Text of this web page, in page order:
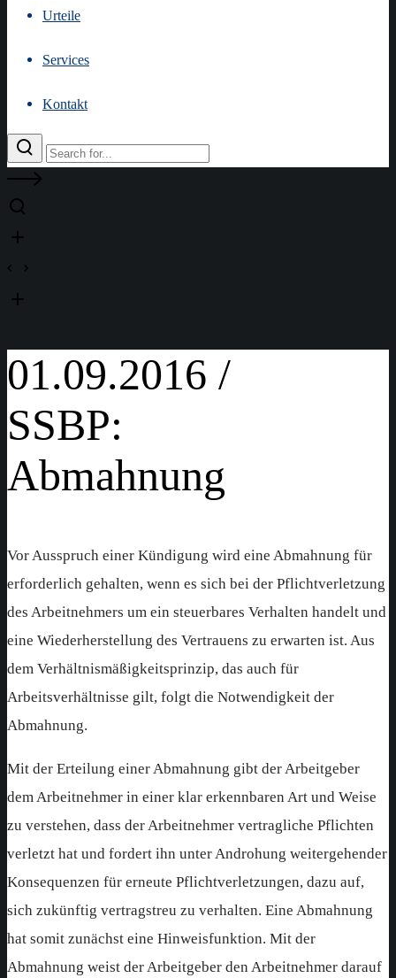
Urteile
Services
Kontakt
01.09.2016 /
SSBP:
Abmahnung
Vor Ausspruch einer Kündigung wird eine Abmahnung für
erforderlich gehalten, wenn es sich bei der Pflichtverletzung
des Arbeitnehmers um ein steuerbares Verhalten handelt und
eine Wiederherstellung des Vertrauens zu erwarten ist. Aus
dem Verhältnismäßigkeitsprinzip, das auch für
Arbeitsverhältnisse gilt, folgt die Notwendigkeit der
Abmahnung.
Mit der Erteilung einer Abmahnung gibt der Arbeitgeber
dem Arbeitnehmer in einer klar erkennbaren Art und Weise
zu verstehen, dass der Arbeitnehmer vertragliche Pflichten
verletzt hat und fordert ihn unter Androhung weitergehender
Konsequenzen für erneute Pflichtverletzungen, dazu auf,
sich zukünftig vertragstreu zu verhalten. Eine Abmahnung
hat somit zunächst eine Hinweisfunktion. Mit der
Abmahnung weist der Arbeitgeber den Arbeitnehmer darauf